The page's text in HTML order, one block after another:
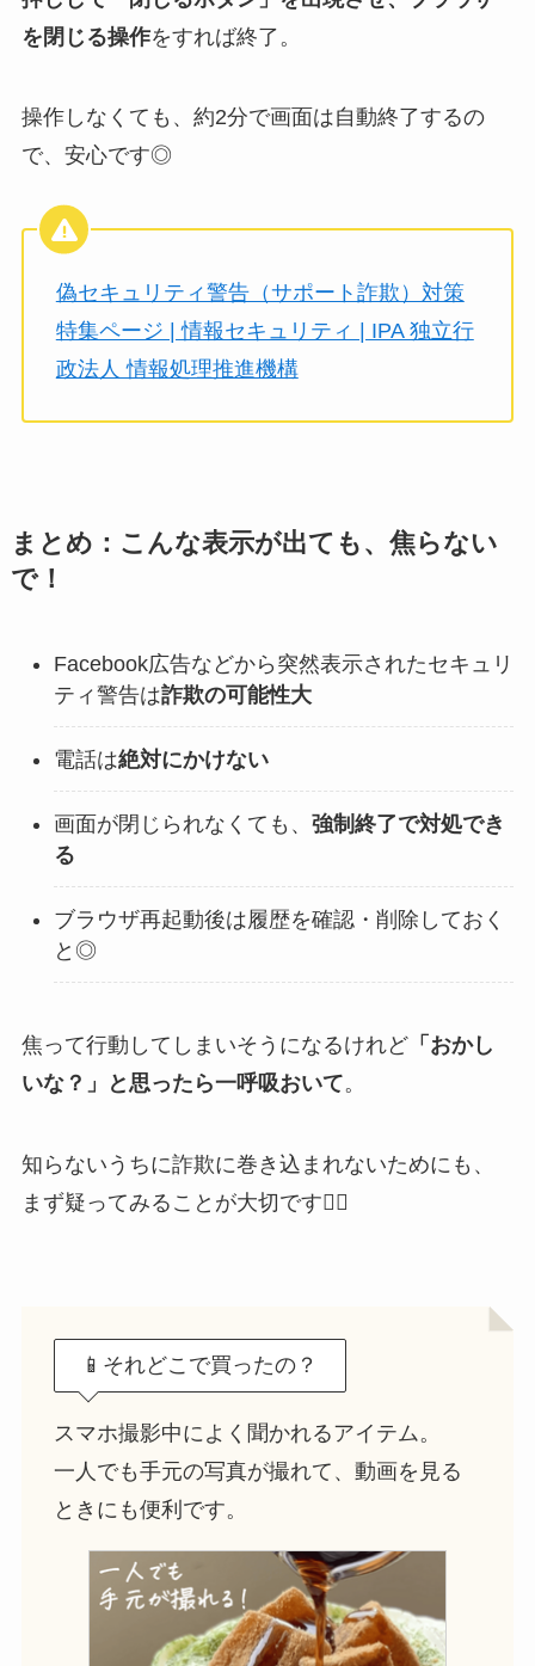
を閉じる操作をすれば終了。
操作しなくても、約2分で画面は自動終了するの
で、安心です◎
偽セキュリティ警告（サポート詐欺）対策
特集ページ | 情報セキュリティ | IPA 独立行
政法人 情報処理推進機構
まとめ：こんな表示が出ても、焦らない
で！
Facebook広告などから突然表示されたセキュリ
ティ警告は詐欺の可能性大
電話は絶対にかけない
画面が閉じられなくても、 強制終了で対処でき
る
ブラウザ再起動後は履歴を確認・削除しておく
と◎
焦って行動してしまいそうになるけれど「おかし
いな？」と思ったら一呼吸おいて。
知らないうちに詐欺に巻き込まれないためにも、
まず疑ってみることが大切です🙆‍♀️
📱それどこで買ったの？
スマホ撮影中によく聞かれるアイテム。
一人でも手元の写真が撮れて、動画を見る
ときにも便利です。